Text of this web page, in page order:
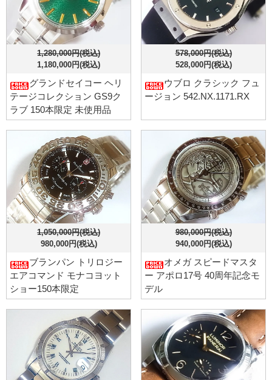
1,280,000円(税込)
1,180,000円(税込)
グランドセイコー ヘリ
テージコレクション GS9ク
ラブ 150本限定 未使用品
578,000円(税込)
528,000円(税込)
ウブロ クラシック フュ
ージョン 542.NX.1171.RX
1,050,000円(税込)
980,000円(税込)
ブランパン トリロジー
エアコマンド モナコヨット
ショー150本限定
980,000円(税込)
940,000円(税込)
オメガ スピードマスタ
ー アポロ17号 40周年記念モ
デル